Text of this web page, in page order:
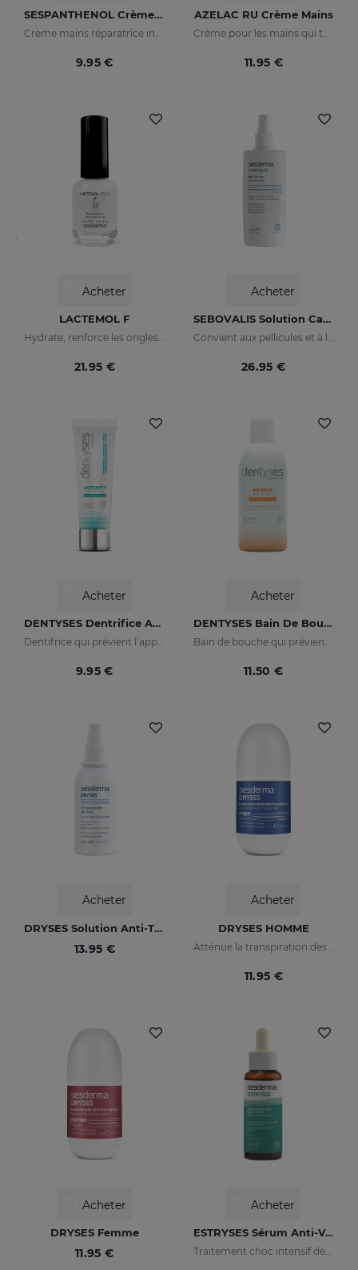
SESPANTHENOL Crème Pour Les Mains
9.95 €
AZELAC RU Crème Mains
11.95 €
Acheter
LACTEMOL F
Hydrate, renforce les ongles en les rendant plus souples et résistants.
21.95 €
Acheter
SEBOVALIS Solution Capillaire
Convient aux pellicules et à la desquamation du cuir chevelu
26.95 €
Acheter
DENTYSES Dentrifice Anti-Caries
Dentifrice qui prévient l’apparition des caries
9.95 €
Acheter
DENTYSES Bain De Bouche Anti-Âge
Bain de bouche qui prévient le vieillissement de la cavité buccale
11.50 €
Acheter
DRYSES Solution Anti-Transpirante
13.95 €
Acheter
DRYSES HOMME
Atténue la transpiration des aisselles et supprime naturellement les odeurs corporelles.
11.95 €
Acheter
DRYSES Femme
11.95 €
Acheter
ESTRYSES Sérum Anti-Vergetures Forte
Traitement choc intensif des vergetures choc (blanc nacré)